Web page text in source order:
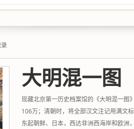
大明混一图
现藏北京第一历史档案馆的《大明混一图
106万；清朝时，将全部汉文注记用满文
东起朝鲜、日本，西达非洲西海岸和欧洲